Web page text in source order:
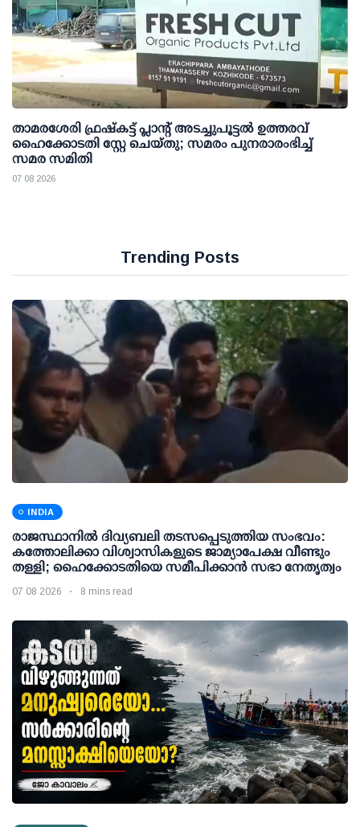
താമരശേരി ഫ്രഷ്കട്ട് പ്ലാന്റ് അടച്ചുപൂട്ടൽ ഉത്തരവ്
ഹൈക്കോടതി സ്റ്റേ ചെയ്തു; സമരം പുനരാരംഭിച്ച്
സമര സമിതി
07 08 2026
Trending Posts
INDIA
രാജസ്ഥാനിൽ ദിവ്യബലി തടസപ്പെടുത്തിയ സംഭവം:
കത്തോലിക്കാ വിശ്വാസികളുടെ ജാമ്യാപേക്ഷ വീണ്ടും
തള്ളി; ഹൈക്കോടതിയെ സമീപിക്കാൻ സഭാ നേതൃത്വം
07 08 2026 8 mins read